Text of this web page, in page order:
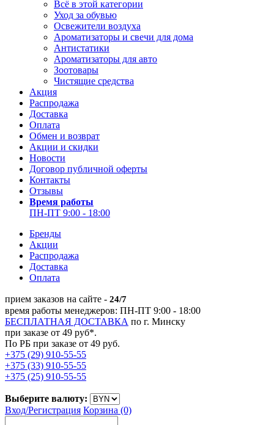
Всё в этой категории
Уход за обувью
Освежители воздуха
Ароматизаторы и свечи для дома
Антистатики
Ароматизаторы для авто
Зоотовары
Чистящие средства
Акция
Распродажа
Доставка
Оплата
Обмен и возврат
Акции и скидки
Новости
Договор публичной оферты
Контакты
Отзывы
Время работы
ПН-ПТ 9:00 - 18:00
Бренды
Акции
Распродажа
Доставка
Оплата
прием заказов на сайте - 24/7
время работы менеджеров: ПН-ПТ 9:00 - 18:00
БЕСПЛАТНАЯ ДОСТАВКА по г. Минску
при заказе от 49 руб*.
По РБ при заказе от 49 руб.
+375 (29) 910-55-55
+375 (33) 910-55-55
+375 (25) 910-55-55
Выберите валюту:
Вход/Регистрация Корзина (0)